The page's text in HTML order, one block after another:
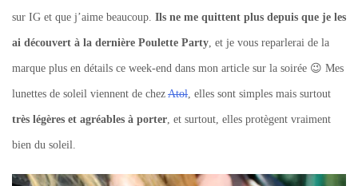
sur IG et que j’aime beaucoup. Ils ne me quittent plus depuis que je les
ai découvert à la dernière Poulette Party , et je vous reparlerai de la
marque plus en détails ce week-end dans mon article sur la soirée 😉 Mes
lunettes de soleil viennent de chez Atol , elles sont simples mais surtout
très légères et agréables à porter , et surtout, elles protègent vraiment
bien du soleil.